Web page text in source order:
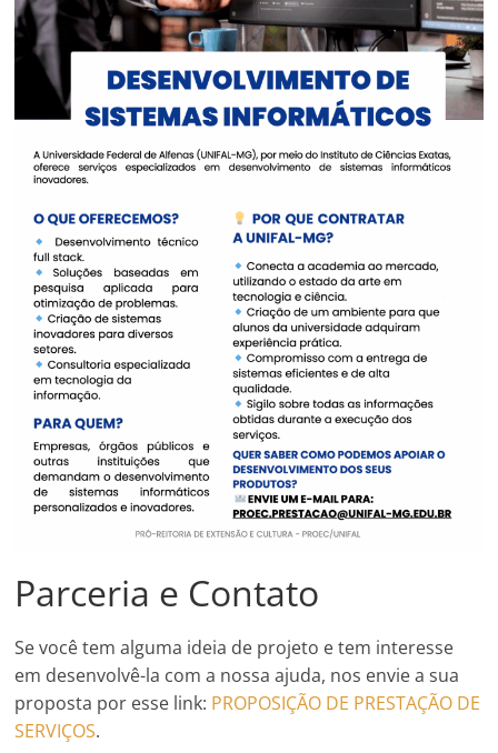
Parceria e Contato
Se você tem alguma ideia de projeto e tem interesse
em desenvolvê-la com a nossa ajuda, nos envie a sua
proposta por esse link: PROPOSIÇÃO DE PRESTAÇÃO DE
SERVIÇOS.